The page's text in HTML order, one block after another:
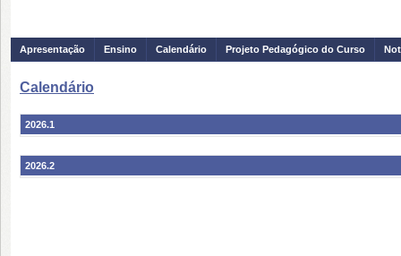
Apresentação Ensino Calendário Projeto Pedagógico do Curso
Calendário
2026.1
2026.2